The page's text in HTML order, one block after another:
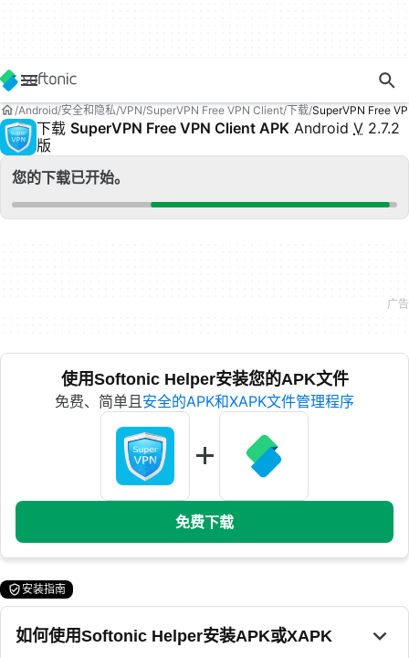
Android 安全和隐私 VPN SuperVPN Free VPN Client 下载 SuperVPN Free
下载 SuperVPN Free VPN Client APK Android V 2.7.2
版
您的下载已开始。
使用Softonic Helper安装您的APK文件
免费、简单且安全的APK和XAPK文件管理程序
免费下载
安装指南
如何使用Softonic Helper安装APK或XAPK